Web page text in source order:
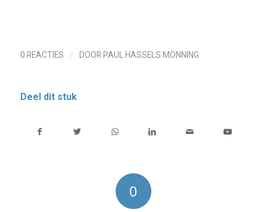
0 REACTIES / DOOR PAUL HASSELS MÖNNING
Deel dit stuk
0